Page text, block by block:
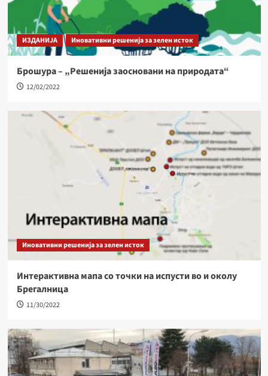
ИЗДАНИЈА Иновативни решенија за зелен исток
Брошура – „Решенија заосновани на природата“
12/02/2022
Иновативни решенија за зелен исток
Интерактивна мапа со точки на испусти во и околу
Брегалница
11/30/2022